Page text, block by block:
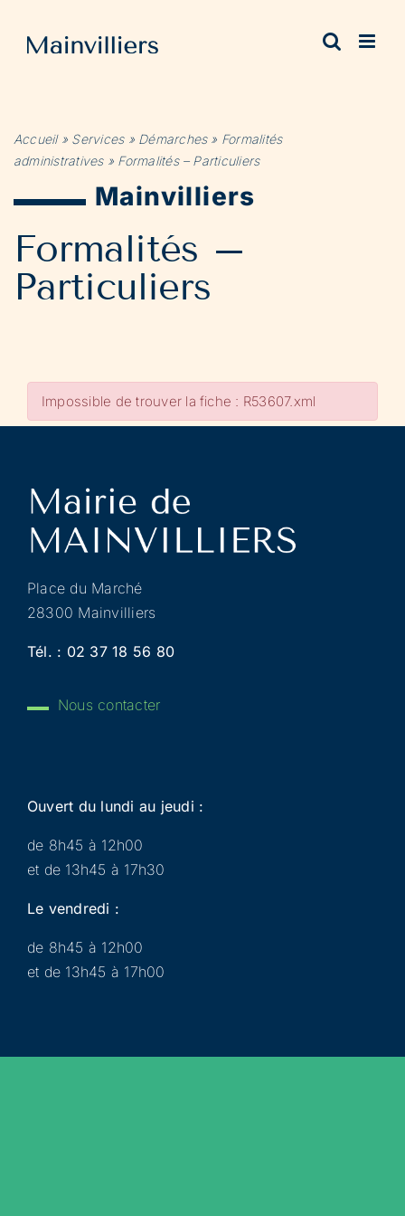
contenu
Accueil» Services» Démarches» Formalités
administratives» Formalités – Particuliers
Mainvilliers
Formalités –
Particuliers
Impossible de trouver la fiche : R53607.xml
Place du Marché
28300 Mainvilliers
Tél. : 02 37 18 56 80
Nous contacter
Ouvert du lundi au jeudi :
de 8h45 à 12h00
et de 13h45 à 17h30
Le vendredi :
de 8h45 à 12h00
et de 13h45 à 17h00